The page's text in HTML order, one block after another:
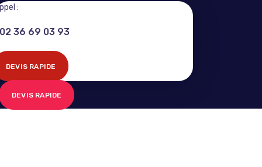
:
02 36 69 03 93
DEVIS RAPIDE
DEVIS RAPIDE